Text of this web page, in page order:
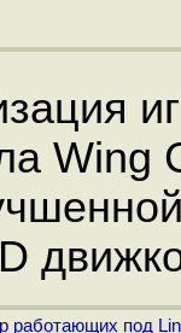
Wing
работающих под